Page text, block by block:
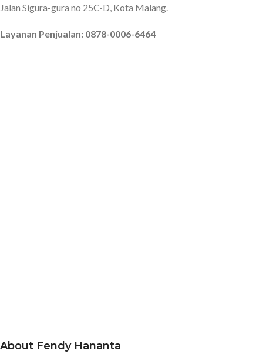
Jalan Sigura-gura no 25C-D, Kota Malang.
Layanan Penjualan: 0878-0006-6464
About Fendy Hananta